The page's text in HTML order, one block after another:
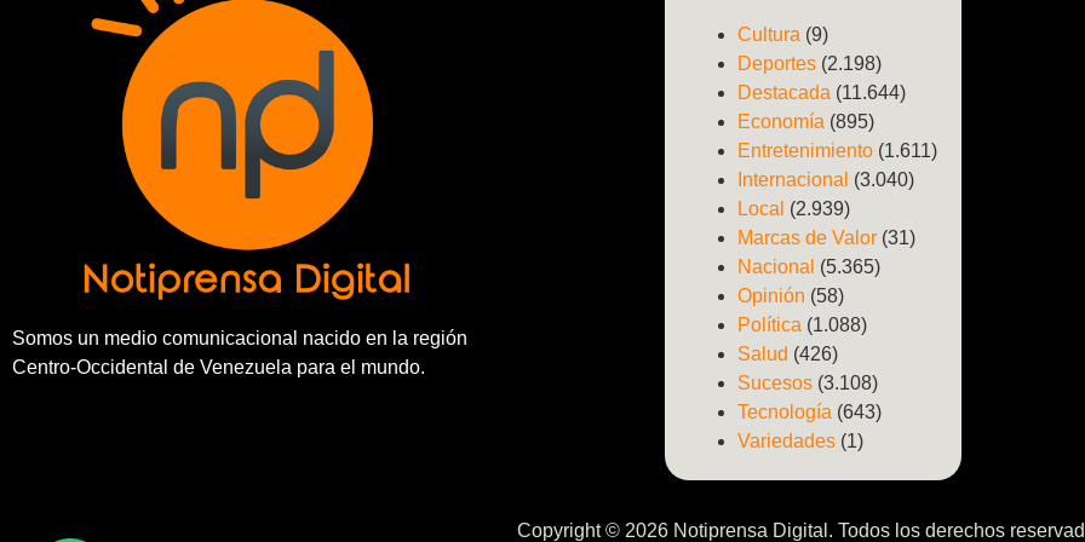
Somos un medio comunicacional nacido en la región
Centro-Occidental de Venezuela para el mundo.
Cultura (9)
Deportes (2.198)
Destacada (11.644)
Economía (895)
Entretenimiento (1.611)
Internacional (3.040)
Local (2.939)
Marcas de Valor (31)
Nacional (5.365)
Opinión (58)
Política (1.088)
Salud (426)
Sucesos (3.108)
Tecnología (643)
Variedades (1)
Copyright © 2026 Notiprensa Digital. Todos los derechos